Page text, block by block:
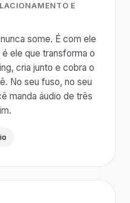
E
some. É com ele
ele que transforma o
cria junto e cobra o
No seu fuso, no seu
manda áudio de três